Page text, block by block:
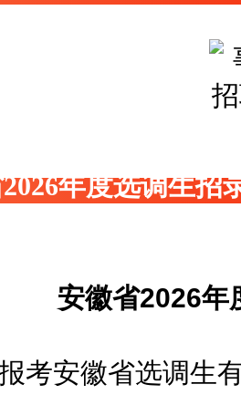
年度选调生招
安徽省2026年
安徽省选调生有